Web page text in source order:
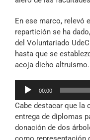
En ese marco, relevó
repartición se ha
del Voluntariado
hasta que se
acoja dicho altruismo.
Reproductor
audio
00:00
Cabe destacar que la
entrega de diplomas
donación de dos